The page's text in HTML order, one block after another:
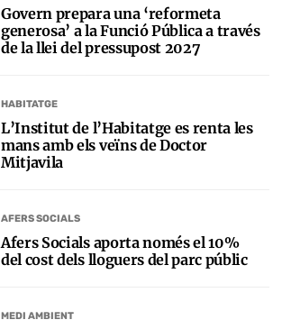
Govern prepara una ‘reformeta
generosa’ a la Funció Pública a través
de la llei del pressupost 2027
HABITATGE
L’Institut de l’Habitatge es renta les
mans amb els veïns de Doctor
Mitjavila
AFERS SOCIALS
Afers Socials aporta només el 10%
del cost dels lloguers del parc públic
MEDI AMBIENT